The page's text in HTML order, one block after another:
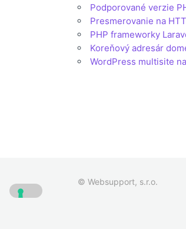
Podporované verzie
Presmerovanie na
PHP frameworky
Koreňový adresár
WordPress multisite
© Websupport, s.r.o.